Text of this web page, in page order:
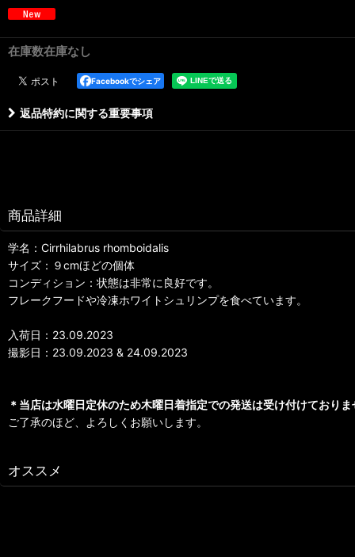
在庫数在庫なし
Facebookでシェア
返品特約に関する重要事項
商品詳細
学名：Cirrhilabrus rhomboidalis
サイズ：９cmほどの個体
コンディション：状態は非常に良好です。
フレークフードや冷凍ホワイトシュリンプを食べています。
入荷日：23.09.2023
撮影日：23.09.2023 & 24.09.2023
＊当店は水曜日定休のため木曜日着指定での発送は受け付けておりま
ご了承のほど、よろしくお願いします。
オススメ